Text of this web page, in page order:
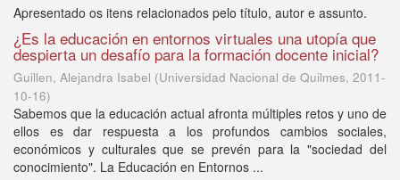
Apresentado os itens relacionados pelo título, autor e assunto.
¿Es la educación en entornos virtuales una utopía que
despierta un desafío para la formación docente inicial?
Guillen, Alejandra Isabel (Universidad Nacional de Quilmes, 2011-
10-16)
Sabemos que la educación actual afronta múltiples retos y uno de
ellos es dar respuesta a los profundos cambios sociales,
económicos y culturales que se prevén para la "sociedad del
conocimiento". La Educación en Entornos ...